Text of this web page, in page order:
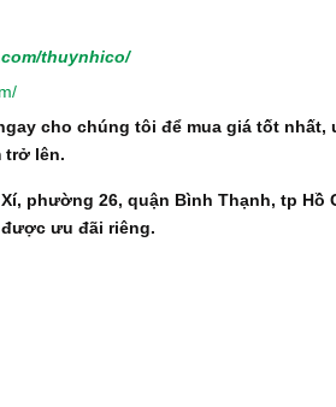
thuynhico/
cho chúng tôi để mua giá tốt
trở lên.
phường 26, quận Bình Thạnh, tp
ưu đãi riêng.